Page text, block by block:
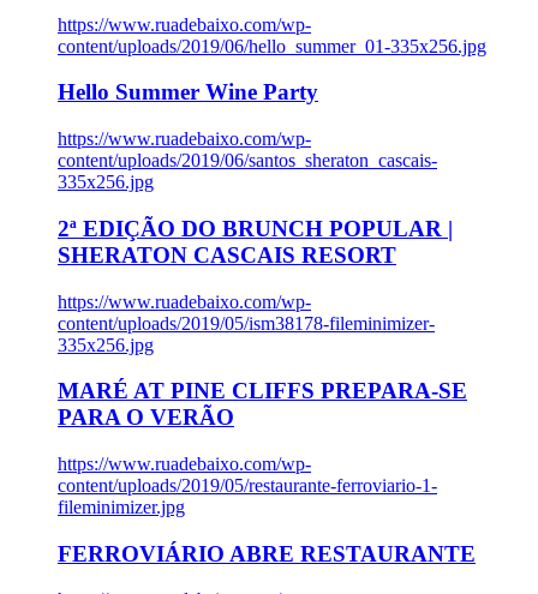
https://www.ruadebaixo.com/wp-
content/uploads/2019/06/hello_summer_01-335x256.jpg
Hello Summer Wine Party
https://www.ruadebaixo.com/wp-
content/uploads/2019/06/santos_sheraton_cascais-
335x256.jpg
2ª EDIÇÃO DO BRUNCH POPULAR |
SHERATON CASCAIS RESORT
https://www.ruadebaixo.com/wp-
content/uploads/2019/05/ism38178-fileminimizer-
335x256.jpg
MARÉ AT PINE CLIFFS PREPARA-SE
PARA O VERÃO
https://www.ruadebaixo.com/wp-
content/uploads/2019/05/restaurante-ferroviario-1-
fileminimizer.jpg
FERROVIÁRIO ABRE RESTAURANTE